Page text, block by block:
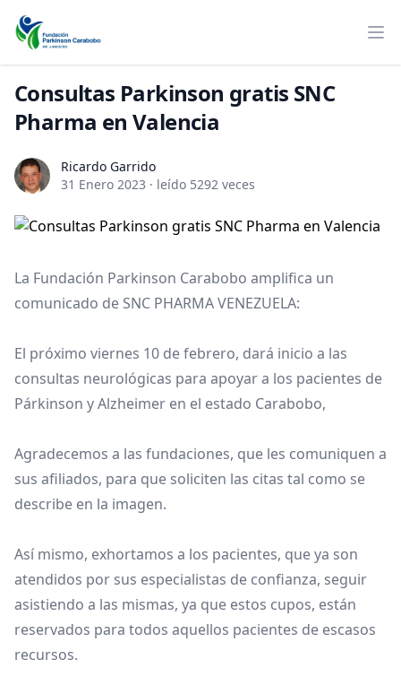
Consultas Parkinson gratis SNC
Pharma en Valencia
Ricardo Garrido
Ricardo Garrido
31 Enero 2023 · leído 5292 veces
La Fundación Parkinson Carabobo amplifica un
comunicado de SNC PHARMA VENEZUELA:
El próximo viernes 10 de febrero, dará inicio a las
consultas neurológicas para apoyar a los pacientes de
Párkinson y Alzheimer en el estado Carabobo,
Agradecemos a las fundaciones, que les comuniquen a
sus afiliados, para que soliciten las citas tal como se
describe en la imagen.
Así mismo, exhortamos a los pacientes, que ya son
atendidos por sus especialistas de confianza, seguir
asistiendo a las mismas, ya que estos cupos, están
reservados para todos aquellos pacientes de escasos
recursos.